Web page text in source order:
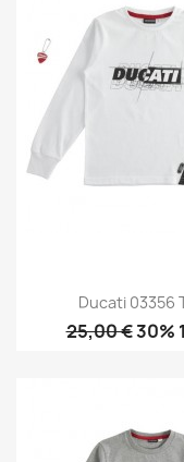
Ducati 03356
25,00 €30%